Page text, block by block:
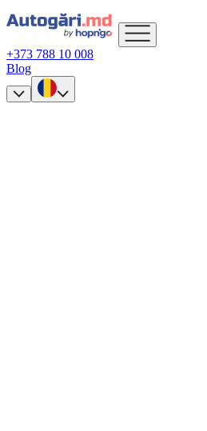
+373 788 10 008
Blog